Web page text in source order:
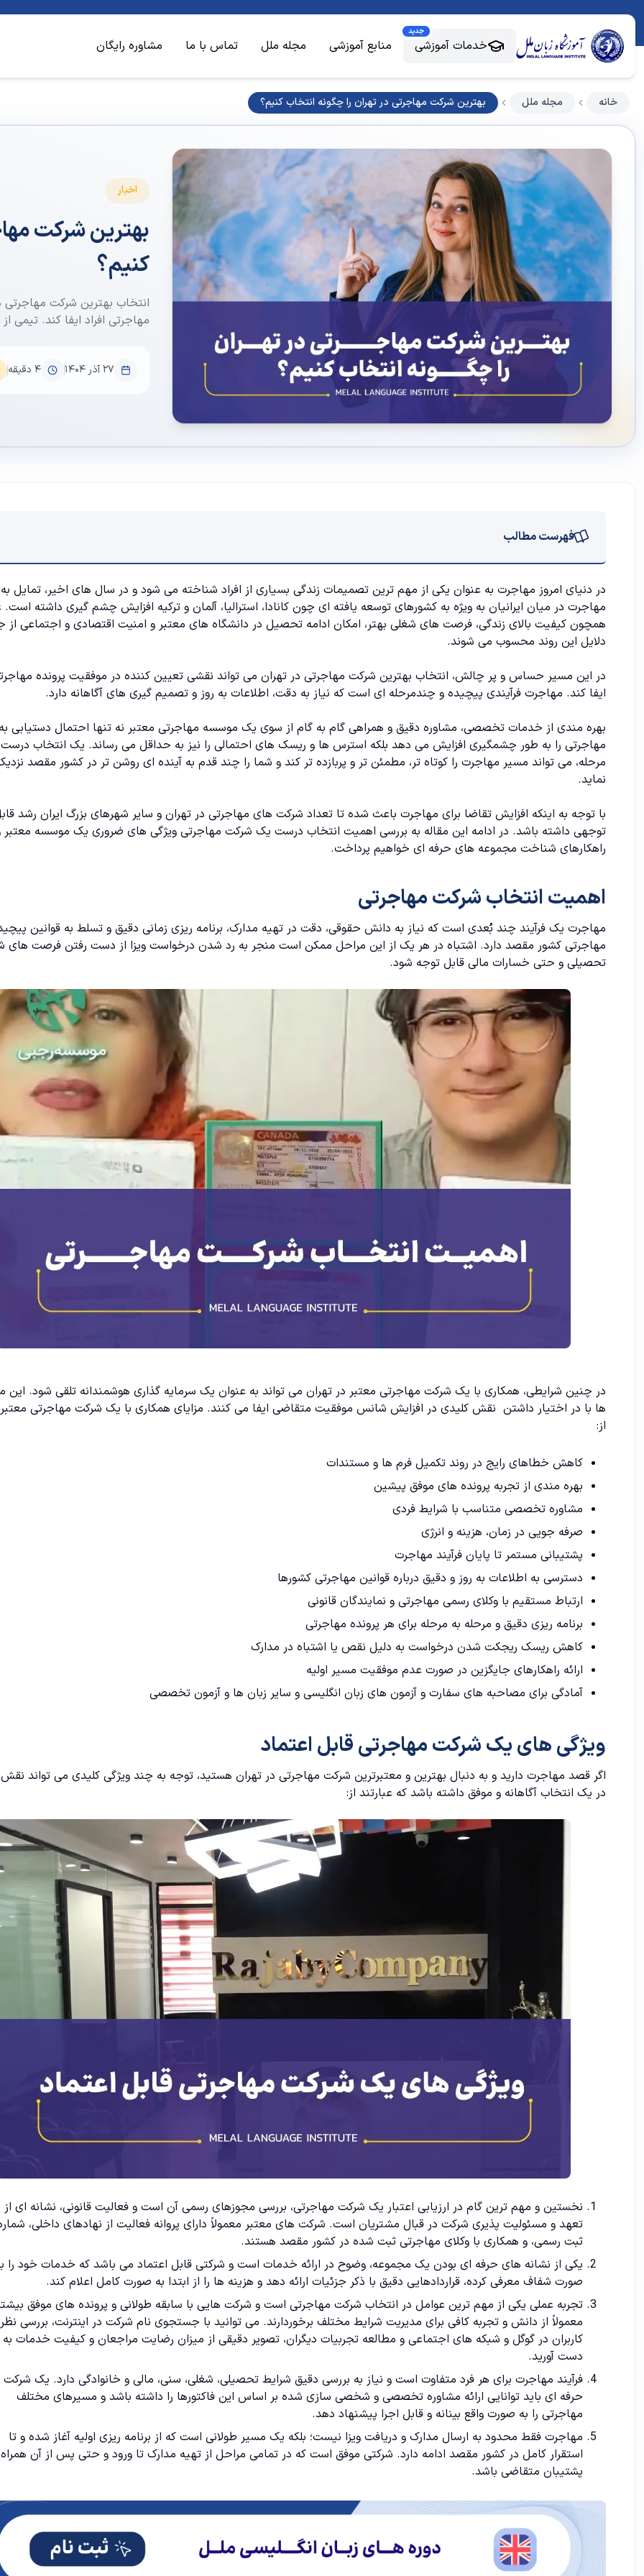
خدمات آموزشی
جدید
منابع آموزشی مجله ملل تماس با ما مشاوره رایگان
خانه مجله ملل بهترین شرکت مهاجرتی در تهران را چگونه انتخاب کنیم؟
اخبار
بهترین شرکت
کنیم؟
انتخاب بهترین شرکت مهاجرتی
مهاجرتی افراد ایفا کند. تیمی
۲۷ آذر ۱۴۰۴ 4 دقیقه
فهرست مطالب
اهمیت انتخاب شرکت مهاجرتی
ویژگی های یک شرکت مهاجرتی قابل اعتماد
نمونه هایی از شرکت های مهاجرتی معتبر در تهران
نکته پایانی در انتخاب معتبرترین موسسه مهاجرتی در تهران
در دنیای امروز مهاجرت به عنوان یکی از مهم ترین تصمیمات زندگی بسیاری از افراد شناخته می شود و در سال های اخیر، تمایل به
مهاجرت در میان ایرانیان به ویژه به کشورهای توسعه یافته ای چون کانادا، استرالیا، آلمان و ترکیه افزایش چشم گیری داشته است.
همچون کیفیت بالای زندگی، فرصت های شغلی بهتر، امکان ادامه تحصیل در دانشگاه های معتبر و امنیت اقتصادی و اجتماعی از
دلایل این روند محسوب می شوند.
در این مسیر حساس و پر چالش، انتخاب بهترین شرکت مهاجرتی در تهران می تواند نقشی تعیین کننده در موفقیت پرونده
ایفا کند. مهاجرت فرآیندی پیچیده و چندمرحله ای است که نیاز به دقت، اطلاعات به روز و تصمیم گیری های آگاهانه دارد.
بهره مندی از خدمات تخصصی، مشاوره دقیق و همراهی گام به گام از سوی یک موسسه مهاجرتی معتبر نه تنها احتمال دستیابی
مهاجرتی را به طور چشمگیری افزایش می دهد بلکه استرس ها و ریسک های احتمالی را نیز به حداقل می رساند. یک انتخاب
مرحله، می تواند مسیر مهاجرت را کوتاه تر، مطمئن تر و پربازده تر کند و شما را چند قدم به آینده ای روشن تر در کشور مقصد
نماید.
با توجه به اینکه افزایش تقاضا برای مهاجرت باعث شده تا تعداد شرکت های مهاجرتی در تهران و سایر شهرهای بزرگ ایران رشد
توجهی داشته باشد. در ادامه این مقاله به بررسی اهمیت انتخاب درست یک شرکت مهاجرتی ویژگی های ضروری یک موسسه معتبر
راهکارهای شناخت مجموعه های حرفه ای خواهیم پرداخت.
اهمیت انتخاب شرکت مهاجرتی
مهاجرت یک فرآیند چند بُعدی است که نیاز به دانش حقوقی، دقت در تهیه مدارک، برنامه ریزی زمانی دقیق و تسلط به قوانین
مهاجرتی کشور مقصد دارد. اشتباه در هر یک از این مراحل ممکن است منجر به رد شدن درخواست ویزا از دست رفتن فرصت های
تحصیلی و حتی خسارات مالی قابل توجه شود.
در چنین شرایطی، همکاری با یک شرکت مهاجرتی معتبر در تهران می تواند به عنوان یک سرمایه گذاری هوشمندانه تلقی شود. این
ها با در اختیار داشتن نقش کلیدی در افزایش شانس موفقیت متقاضی ایفا می کنند. مزایای همکاری با یک شرکت مهاجرتی معتبر
از:
کاهش خطاهای رایج در روند تکمیل فرم ها و مستندات
بهره مندی از تجربه پرونده های موفق پیشین
مشاوره تخصصی متناسب با شرایط فردی
صرفه جویی در زمان، هزینه و انرژی
پشتیبانی مستمر تا پایان فرآیند مهاجرت
دسترسی به اطلاعات به روز و دقیق درباره قوانین مهاجرتی کشورها
ارتباط مستقیم با وکلای رسمی مهاجرتی و نمایندگان قانونی
برنامه ریزی دقیق و مرحله به مرحله برای هر پرونده مهاجرتی
کاهش ریسک ریجکت شدن درخواست به دلیل نقص یا اشتباه در مدارک
ارائه راهکارهای جایگزین در صورت عدم موفقیت مسیر اولیه
آمادگی برای مصاحبه های سفارت و آزمون های زبان انگلیسی و سایر زبان ها و آزمون تخصصی
ویژگی های یک شرکت مهاجرتی قابل اعتماد
اگر قصد مهاجرت دارید و به دنبال بهترین و معتبرترین شرکت مهاجرتی در تهران هستید، توجه به چند ویژگی کلیدی می تواند
در یک انتخاب آگاهانه و موفق داشته باشد که عبارتند از:
نخستین و مهم ترین گام در ارزیابی اعتبار یک شرکت مهاجرتی، بررسی مجوزهای رسمی آن است و فعالیت قانونی، نشانه ای از
تعهد و مسئولیت پذیری شرکت در قبال مشتریان است. شرکت های معتبر معمولاً دارای پروانه فعالیت از نهادهای داخلی،
ثبت رسمی، و همکاری با وکلای مهاجرتی ثبت شده در کشور مقصد هستند.
یکی از نشانه های حرفه ای بودن یک مجموعه، وضوح در ارائه خدمات است و شرکتی قابل اعتماد می باشد که خدمات خود را
صورت شفاف معرفی کرده، قراردادهایی دقیق با ذکر جزئیات ارائه دهد و هزینه ها را از ابتدا به صورت کامل اعلام کند.
تجربه عملی یکی از مهم ترین عوامل در انتخاب شرکت مهاجرتی است و شرکت هایی با سابقه طولانی و پرونده های موفق
معمولاً از دانش و تجربه کافی برای مدیریت شرایط مختلف برخوردارند. می توانید با جستجوی نام شرکت در اینترنت، بررسی
کاربران در گوگل و شبکه های اجتماعی و مطالعه تجربیات دیگران، تصویر دقیقی از میزان رضایت مراجعان و کیفیت خدمات به
دست آورید.
فرآیند مهاجرت برای هر فرد متفاوت است و نیاز به بررسی دقیق شرایط تحصیلی، شغلی، سنی، مالی و خانوادگی دارد. یک شرکت
حرفه ای باید توانایی ارائه مشاوره تخصصی و شخصی سازی شده بر اساس این فاکتورها را داشته باشد و مسیرهای مختلف
مهاجرتی را به صورت واقع بینانه و قابل اجرا پیشنهاد دهد.
مهاجرت فقط محدود به ارسال مدارک و دریافت ویزا نیست؛ بلکه یک مسیر طولانی است که از برنامه ریزی اولیه آغاز شده و تا
استقرار کامل در کشور مقصد ادامه دارد. شرکتی موفق است که در تمامی مراحل از تهیه مدارک تا ورود و حتی پس از آن
پشتیبان متقاضی باشد.